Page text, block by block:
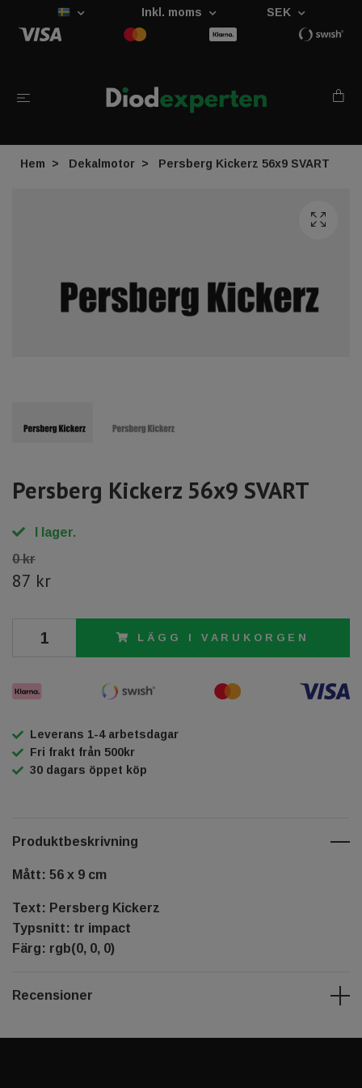
Inkl. moms SEK
Hem Dekalmotor Persberg Kickerz 56x9 SVART
Persberg Kickerz 56x9 SVART
I lager.
0 kr
87 kr
LÄGG I VARUKORGEN
Leverans 1-4 arbetsdagar
Fri frakt från 500kr
30 dagars öppet köp
Produktbeskrivning
Mått: 56 x 9 cm
Text: Persberg Kickerz
Typsnitt: tr impact
Färg: rgb(0, 0, 0)
Recensioner